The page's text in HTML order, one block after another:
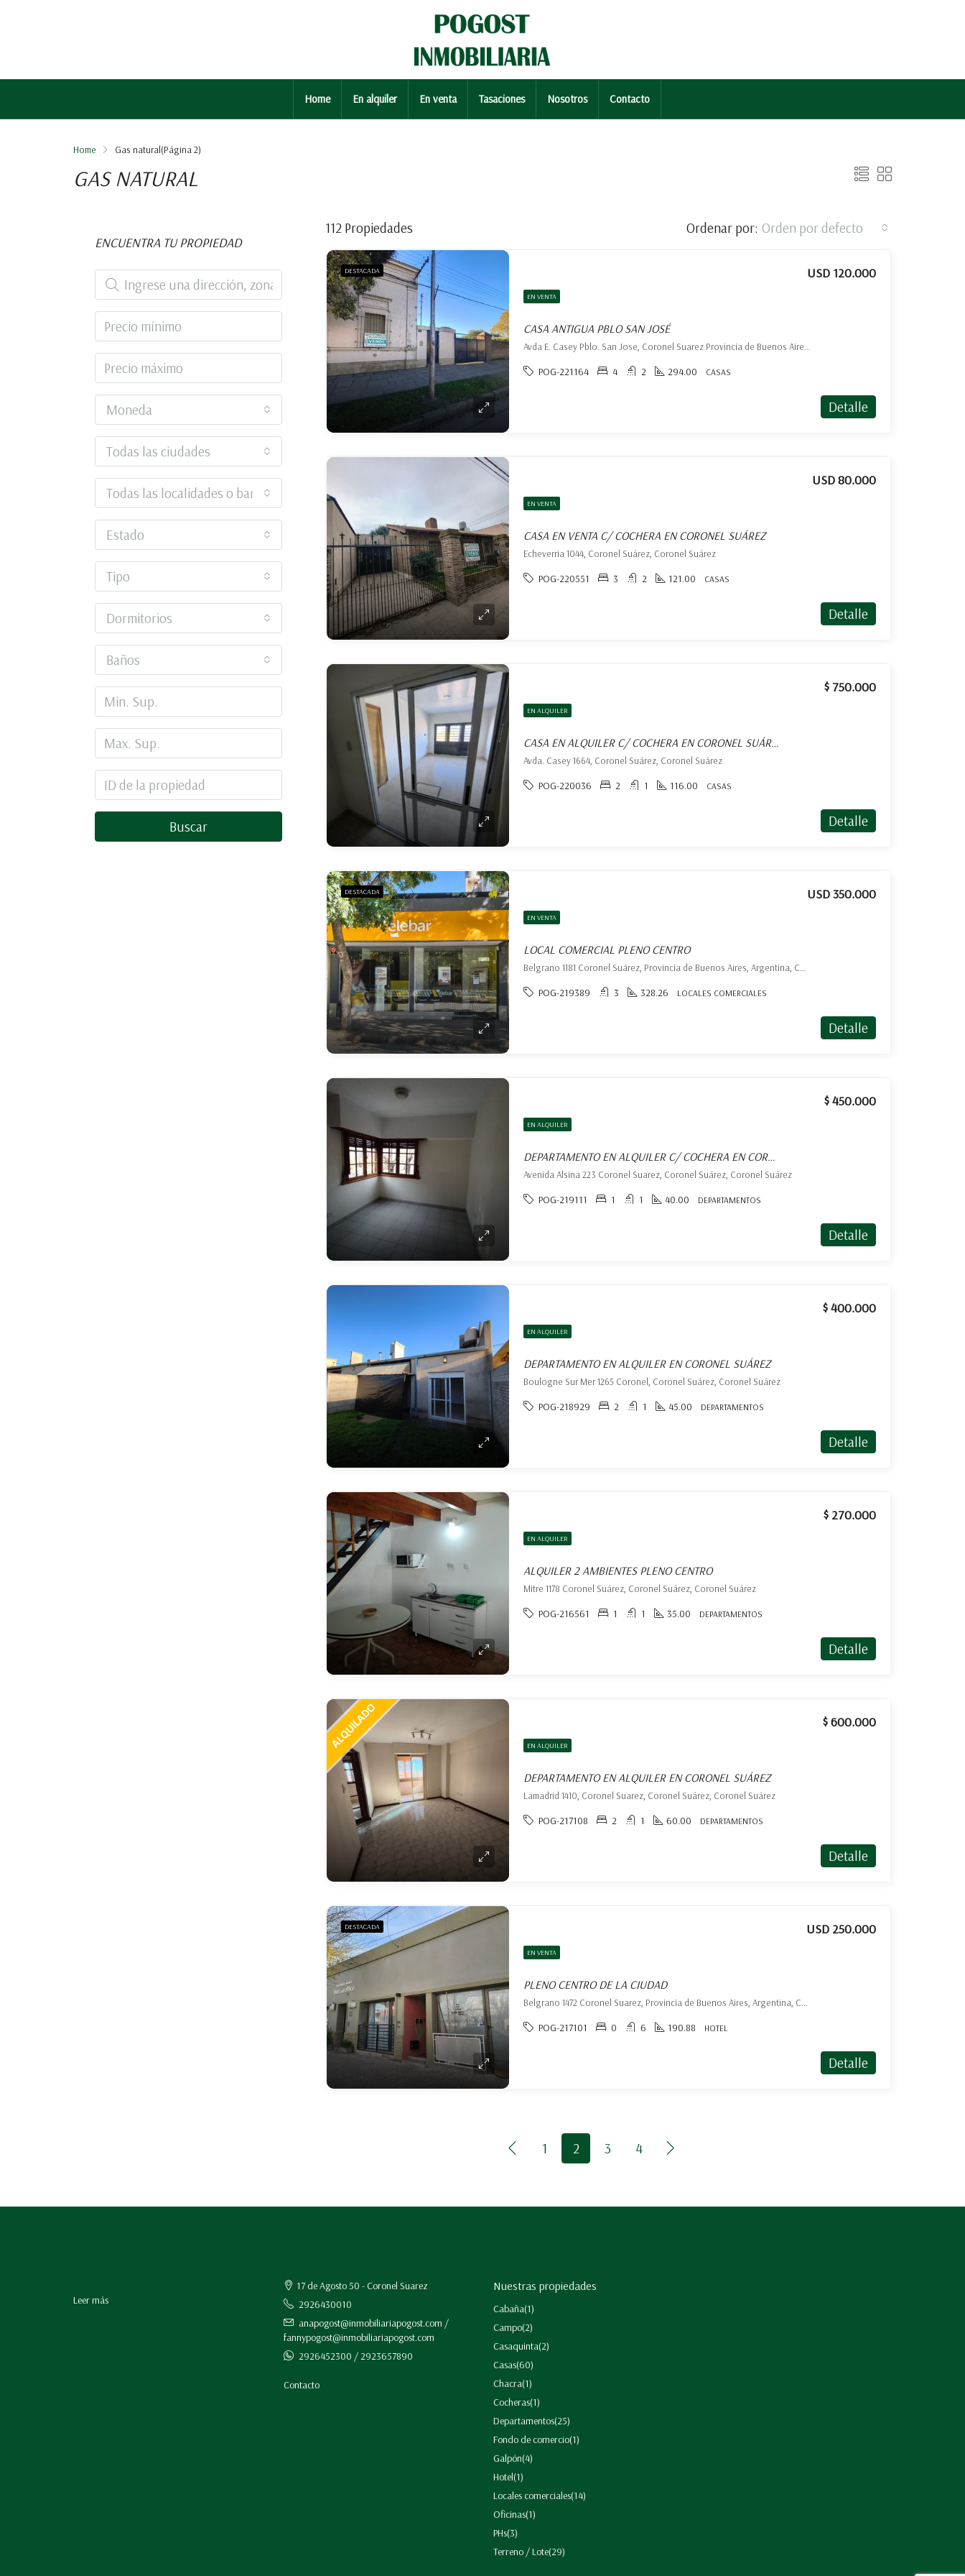
Home En alquiler En venta Tasaciones Nosotros Contacto
Home Gas natural(Página 2)
GAS NATURAL
112 Propiedades Ordenar por: Orden por defecto
DESTACADA
EN VENTA
CASA ANTIGUA PBLO SAN JOSÉ
USD 120.000
POG-221164 4 2 294.00 CASAS
Detalle
EN VENTA
CASA EN VENTA C/ COCHERA EN CORONEL SUÁREZ
USD 80.000
Echeverria 1044, Coronel Suárez, Coronel Suárez
POG-220551 3 2 121.00 CASAS
Detalle
EN ALQUILER
CASA EN ALQUILER C/ COCHERA EN CORONEL SUÁREZ
$ 750.000
Avda. Casey 1664, Coronel Suárez, Coronel Suárez
POG-220036 2 1 116.00 CASAS
Detalle
DESTACADA
EN VENTA
LOCAL COMERCIAL PLENO CENTRO
USD 350.000
POG-219389 3 328.26 LOCALES COMERCIALES
Detalle
EN ALQUILER
DEPARTAMENTO EN ALQUILER C/ COCHERA EN CORONEL SUÁREZ
$ 450.000
Avenida Alsina 223 Coronel Suarez, Coronel Suárez, Coronel Suárez
POG-219111 1 1 40.00 DEPARTAMENTOS
Detalle
EN ALQUILER
DEPARTAMENTO EN ALQUILER EN CORONEL SUÁREZ
$ 400.000
Boulogne Sur Mer 1265 Coronel, Coronel Suárez, Coronel Suárez
POG-218929 2 1 45.00 DEPARTAMENTOS
Detalle
EN ALQUILER
ALQUILER 2 AMBIENTES PLENO CENTRO
$ 270.000
Mitre 1178 Coronel Suárez, Coronel Suárez, Coronel Suárez
POG-216561 1 1 35.00 DEPARTAMENTOS
Detalle
EN ALQUILER
DEPARTAMENTO EN ALQUILER EN CORONEL SUÁREZ
$ 600.000
Lamadrid 1410, Coronel Suarez, Coronel Suárez, Coronel Suárez
POG-217108 2 1 60.00 DEPARTAMENTOS
Detalle
DESTACADA
EN VENTA
PLENO CENTRO DE LA CIUDAD
USD 250.000
POG-217101 0 6 190.88 HOTEL
Detalle
1 2 3 4
ENCUENTRA TU PROPIEDAD
Moneda
Todas las ciudades
Todas las localidades o barrios
Estado
Tipo
Dormitorios
Baños
Buscar
Leer más
17 de Agosto 50 - Coronel Suarez
2926430010
anapogost@inmobiliariapogost.com /
fannypogost@inmobiliariapogost.com
2926452300 / 2923657890
Contacto
Nuestras propiedades
Cabaña(1)
Campo(2)
Casaquinta(2)
Casas(60)
Chacra(1)
Cocheras(1)
Departamentos(25)
Fondo de comercio(1)
Galpón(4)
Hotel(1)
Locales comerciales(14)
Oficinas(1)
PHs(3)
Terreno / Lote(29)